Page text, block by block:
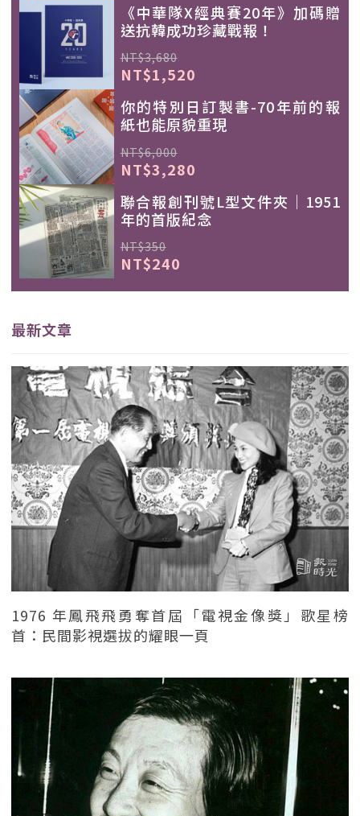
《中華隊X經典賽20年》加碼贈
送抗韓成功珍藏戰報！
NT$3,680
NT$1,520
你的特別日訂製書-70年前的報
紙也能原貌重現
NT$6,000
NT$3,280
聯合報創刊號L型文件夾｜1951
年的首版紀念
NT$350
NT$240
最新文章
1976 年鳳飛飛勇奪首屆「電視金像獎」歌星榜
首：民間影視選拔的耀眼一頁